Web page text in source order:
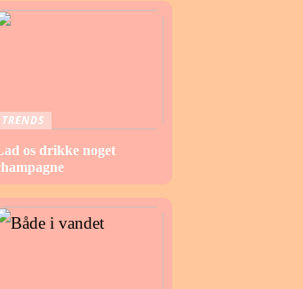
TRENDS
os drikke noget